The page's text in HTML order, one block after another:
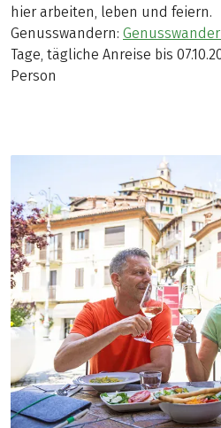
hier arbeiten, leben und feiern.
Genusswandern:
Tage, tägliche Anreise bis
Person